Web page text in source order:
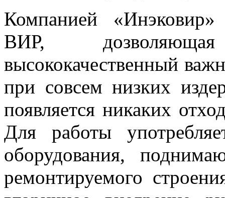
Компанией «Инэковир»
ВИР,
высококачественный
при совсем низких
появляется никаких
Для работы
оборудования,
ремонтируемого